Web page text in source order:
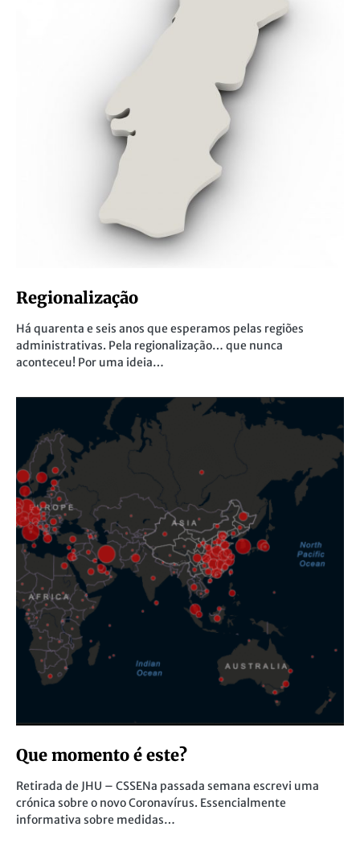
Regionalização
Há quarenta e seis anos que esperamos pelas regiões
administrativas. Pela regionalização… que nunca
aconteceu! Por uma ideia…
Que momento é este?
Retirada de JHU – CSSENa passada semana escrevi uma
crónica sobre o novo Coronavírus. Essencialmente
informativa sobre medidas…